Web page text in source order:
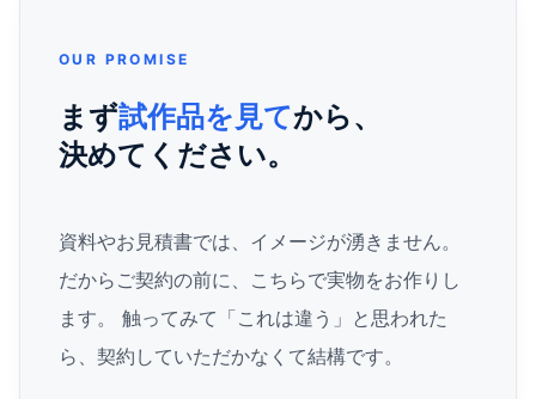
OUR PROMISE
まず試作品を見てから、
決めてください。
資料やお見積書では、イメージが湧きません。
だからご契約の前に、こちらで実物をお作りし
ます。 触ってみて「これは違う」と思われた
ら、契約していただかなくて結構です。